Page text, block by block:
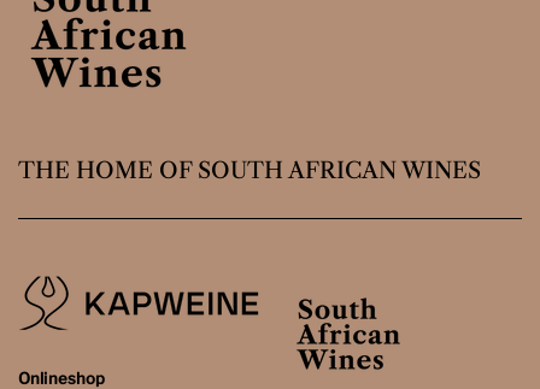
THE HOME OF SOUTH AFRICAN WINES
Onlineshop